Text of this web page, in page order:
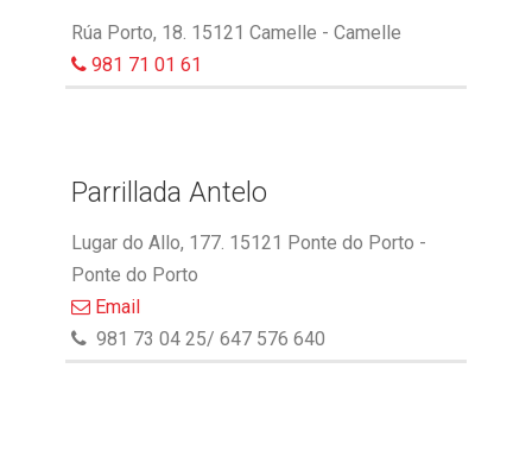
Rúa Porto, 18. 15121 Camelle - Camelle
981 71 01 61
Parrillada Antelo
Lugar do Allo, 177. 15121 Ponte do Porto -
Ponte do Porto
Email
981 73 04 25/ 647 576 640